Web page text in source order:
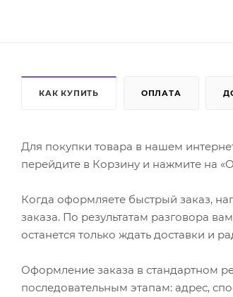
КАК КУПИТЬ ОПЛАТА
Для покупки товара в нашем
перейдите в Корзину и нажмите на
Когда оформляете быстрый заказ,
заказа. По результатам разговора
останется только ждать доставки и
Оформление заказа в стандартном
последовательным этапам: адрес,